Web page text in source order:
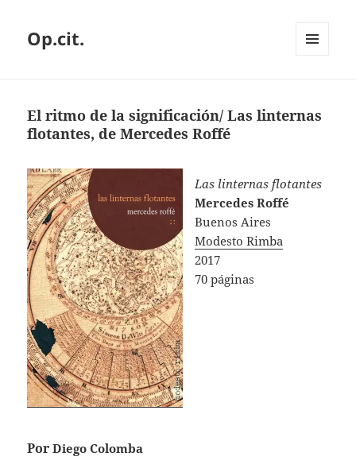
Op.cit.
El ritmo de la significación/ Las linternas
flotantes, de Mercedes Roffé
Las linternas flotantes
Mercedes Roffé
Buenos Aires
Modesto Rimba
2017
70 páginas
Por Diego Colomba